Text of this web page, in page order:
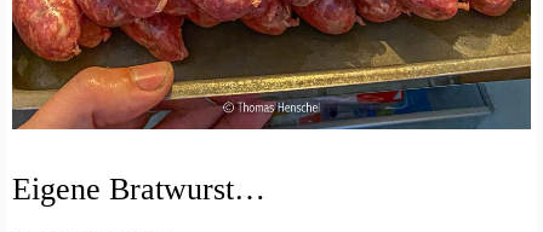
Eigene Bratwurst…